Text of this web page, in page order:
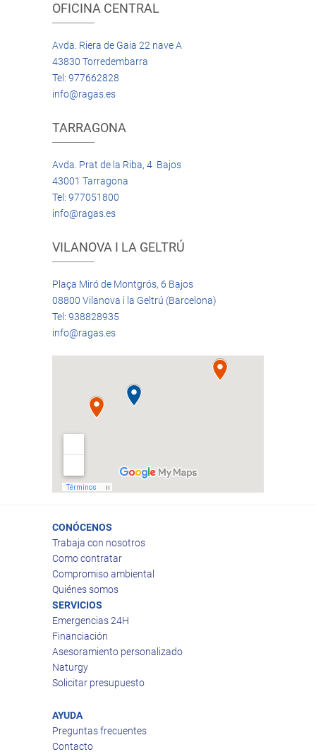
OFICINA CENTRAL
Avda. Riera de Gaia 22 nave A
43830 Torredembarra
Tel: 977662828
info@ragas.es
TARRAGONA
Avda. Prat de la Riba, 4 Bajos
43001 Tarragona
Tel: 977051800
info@ragas.es
VILANOVA I LA GELTRÚ
Plaça Miró de Montgrós, 6 Bajos
08800 Vilanova i la Geltrú (Barcelona)
Tel: 938828935
info@ragas.es
CONÓCENOS
Trabaja con nosotros
Como contratar
Compromiso ambiental
Quiénes somos
SERVICIOS
Emergencias 24H
Financiación
Asesoramiento personalizado
Naturgy
Solicitar presupuesto
AYUDA
Preguntas frecuentes
Contacto